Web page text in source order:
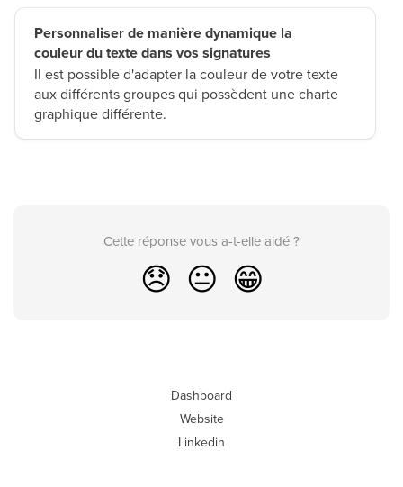
Personnaliser de manière dynamique la
couleur du texte dans vos signatures
Il est possible d'adapter la couleur de votre texte
aux différents groupes qui possèdent une charte
graphique différente.
Cette réponse vous a-t-elle aidé ?
😞 😐 😁
Dashboard
Website
Linkedin